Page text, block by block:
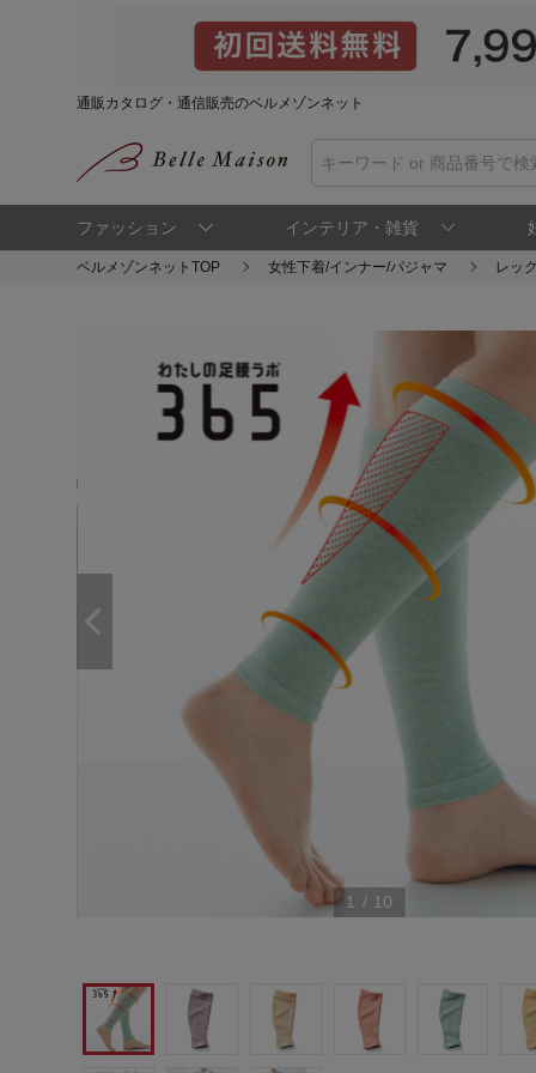
通販カタログ・通信販売のベルメゾンネット
ファッション インテリア・雑貨
ベルメゾンネットTOP 女性下着/インナー/パジャマ レッ
1 / 10